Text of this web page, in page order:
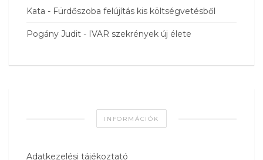
Kata - Fürdőszoba felújítás kis költségvetésből
Pogány Judit - IVAR szekrények új élete
INFORMÁCIÓK
Adatkezelési tájékoztató